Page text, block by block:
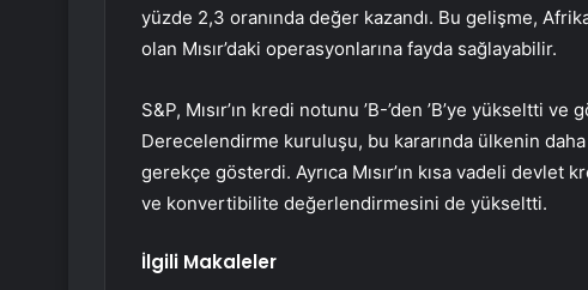
yüzde 2,3 oranında değer kazandı. Bu gelişme,
olan Mısır’daki operasyonlarına fayda sağlayabilir.
S&P, Mısır’ın kredi notunu ’B-’den ’B’ye yükseltti
Derecelendirme kuruluşu, bu kararında ülkenin
gerekçe gösterdi. Ayrıca Mısır’ın kısa vadeli
ve konvertibilite değerlendirmesini de yükseltti.
İlgili Makaleler